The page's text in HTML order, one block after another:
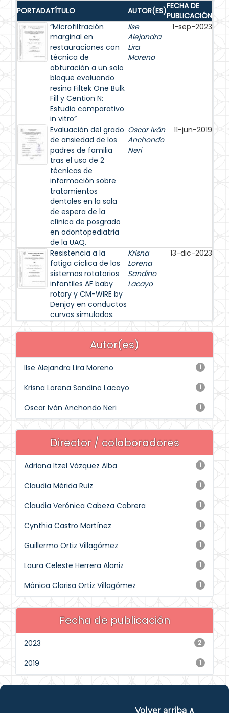
PORTADATÍTULO AUTOR(ES)FECHA DE
PUBLICACIÓN
“Microfiltración
marginal en
restauraciones con
técnica de
obturación a un solo
bloque evaluando
resina Filtek One Bulk
Fill y Cention N:
Estudio comparativo
in vitro”
Ilse
Alejandra
Lira
Moreno
1-sep-2023
Evaluación del grado
de ansiedad de los
padres de familia
tras el uso de 2
técnicas de
información sobre
tratamientos
dentales en la sala
de espera de la
clínica de posgrado
en odontopediatria
de la UAQ.
Oscar Iván
Anchondo
Neri
11-jun-2019
Resistencia a la
fatiga cíclica de los
sistemas rotatorios
infantiles AF baby
rotary y CM-WIRE by
Denjoy en conductos
curvos simulados.
Krisna
Lorena
Sandino
Lacayo
13-dic-2023
Autor(es)
1
Ilse Alejandra Lira Moreno
1
Krisna Lorena Sandino Lacayo
1
Oscar Iván Anchondo Neri
Director / colaboradores
1
Adriana Itzel Vázquez Alba
1
Claudia Mérida Ruiz
1
Claudia Verónica Cabeza Cabrera
1
Cynthia Castro Martínez
1
Guillermo Ortiz Villagómez
1
Laura Celeste Herrera Alaniz
1
Mónica Clarisa Ortiz Villagómez
Fecha de publicación
2
2023
1
2019
Volver arriba ∧